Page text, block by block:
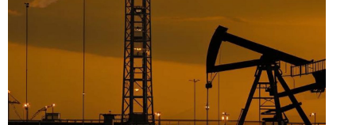
Электронные почты редакции:
Информационный отдел
info@business-magazine.online
Отдел рекламы
reklama@business-magazine.online